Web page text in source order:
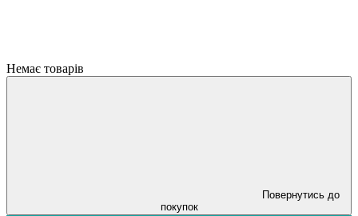
Немає товарів
Повернутись до
покупок